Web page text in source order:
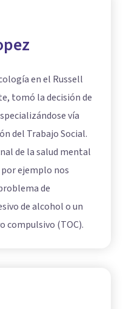
en el Russell
tomó la decisión de
vía
del Trabajo Social.
de la salud mental
por ejemplo nos
de
de alcohol o un
compulsivo (TOC).